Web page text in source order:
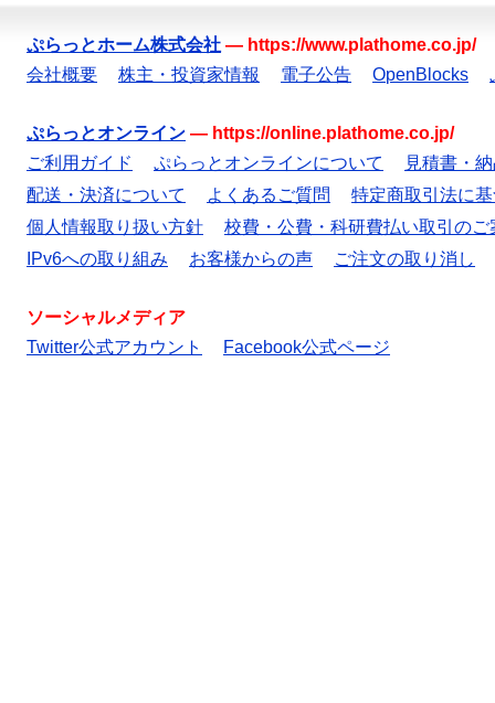
ぷらっとホーム株式会社 — https://www.plathome.co.jp/
会社概要
株主・投資家情報 電子公告 OpenBlocks
ぷらっとオンライン — https://online.plathome.co.jp/
ご利用ガイド
ぷらっとオンラインについて
見積書・
配送・決済について
よくあるご質問
特定商取引法に
個人情報取り扱い方針
校費・公費・科研費払い取引のご
IPv6への取り組み
お客様からの声 ご注文の取り消し
ソーシャルメディア
Twitter公式アカウント
Facebook公式ページ